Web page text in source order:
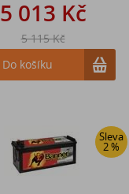
5 013 Kč
5 115 Kč
Do košíku
Sleva
2 %